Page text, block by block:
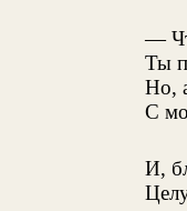
—
Ты
Но,
С
И,